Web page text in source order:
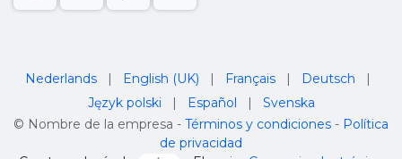
© Nombre de la empresa - Términos y condiciones - Política
de privacidad
Nederlands | English (UK) | Français | Deutsch
|
Język polski
| Español | Svenska